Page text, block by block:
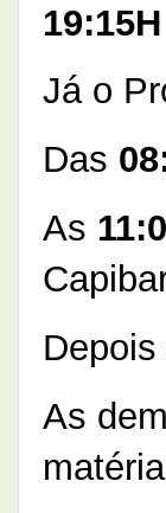
19:15H
Já o
Das
As
As